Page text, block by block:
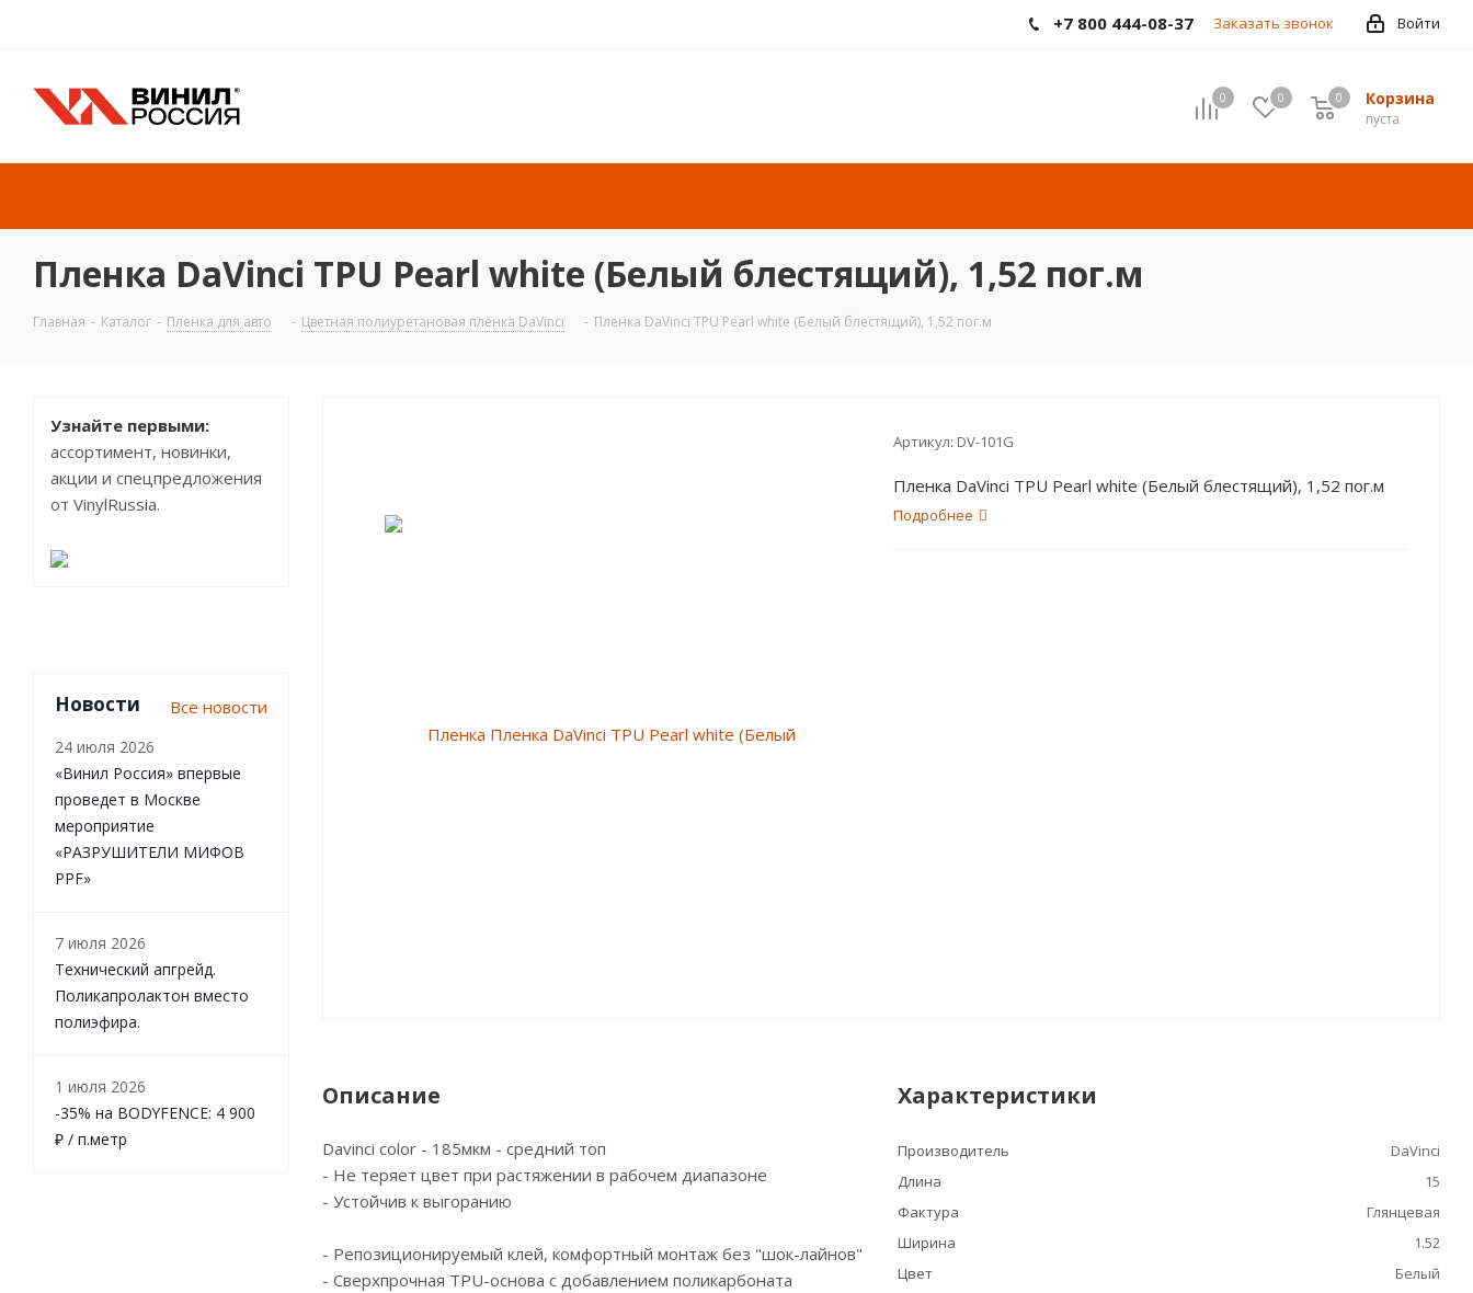
Войти
+7 800 444-08-37 Заказать звонок
0 0 Корзина
пуста
0
Пленка DaVinci TPU Pearl white (Белый блестящий), 1,52 пог.м
Главная - Каталог - Пленка для авто - Цветная полиуретановая плёнка DaVinci - Пленка DaVinci TPU Pearl white (Белый блестящий), 1,52 пог.м
Артикул: DV-101G
Пленка DaVinci TPU Pearl white (Белый блестящий), 1,52 пог.м
Подробнее
Описание
Davinci color - 185мкм - средний топ
- Не теряет цвет при растяжении в рабочем диапазоне
- Устойчив к выгоранию
- Репозиционируемый клей, комфортный монтаж без "шок-лайнов"
- Сверхпрочная TPU-основа с добавлением поликарбоната
Характеристики
Производитель
DaVinci
Длина
15
Фактура
Глянцевая
Ширина
1.52
Цвет
Белый
Узнайте первыми:
ассортимент, новинки,
акции и спецпредложения
от VinylRussia.
Новости Все новости
24 июля 2026
«Винил Россия» впервые
проведет в Москве
мероприятие
«РАЗРУШИТЕЛИ МИФОВ
PPF»
7 июля 2026
Технический апгрейд.
Поликапролактон вместо
полиэфира.
1 июля 2026
-35% на BODYFENCE: 4 900
₽ / п.метр